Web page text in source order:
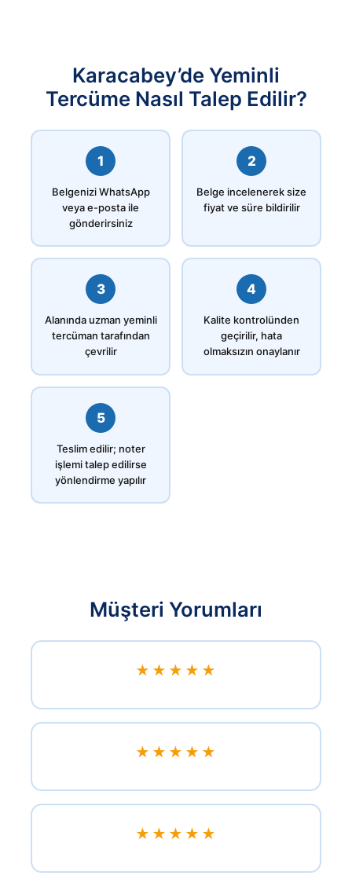
Karacabey’de Yeminli
Tercüme Nasıl Talep Edilir?
1
Belgenizi WhatsApp
veya e-posta ile
gönderirsiniz
2
Belge incelenerek size
fiyat ve süre bildirilir
3
Alanında uzman yeminli
tercüman tarafından
çevrilir
4
Kalite kontrolünden
geçirilir, hata
olmaksızın onaylanır
5
Teslim edilir; noter
işlemi talep edilirse
yönlendirme yapılır
Müşteri Yorumları
★★★★★
★★★★★
★★★★★